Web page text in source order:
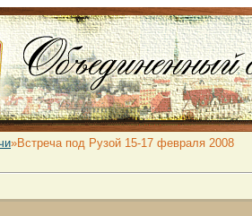
»Встреча под Рузой 15-17 февраля 2008